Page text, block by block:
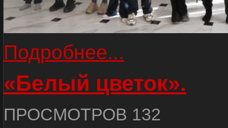
Подробнее...
«Белый цветок».
ПРОСМОТРОВ 132